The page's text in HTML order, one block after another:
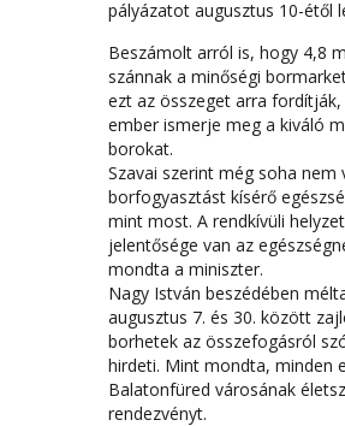
pályázatot augusztus 10-étől
Beszámolt arról is, hogy 4,8
szánnak a minőségi
ezt az összeget arra
ember ismerje meg a kiváló
borokat.
Szavai szerint még soha nem
borfogyasztást kísérő
mint most. A rendkívüli
jelentősége van az
mondta a miniszter.
Nagy István beszédében
augusztus 7. és 30. között
borhetek az összefogásról
hirdeti. Mint mondta, minden
Balatonfüred városának
rendezvényt.